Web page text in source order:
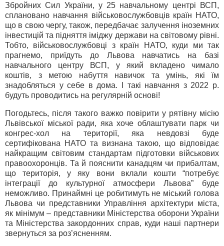
Збройних Сил України, у 25 навчальному центрі ВСП,
сплановано навчання військовослужбовців країн НАТО,
що в свою чергу, також, передбачає залучення іноземних
інвестицій та підняття іміджу держави на світовому рівні.
Тобто, військовослужбовці з країн НАТО, куди ми так
прагнемо, приїдуть до Львова навчатись на базі
навчального центру ВСП, у який вкладено чимало
коштів, з метою набуття навичок та умінь, які їм
знадобляться у себе в дома. І такі навчання з 2022 р.
будуть проводитись на регулярній основі!
Погодьтесь, після такого важко повірити у рятівну місію
Львівської міської ради, яка хоче облаштувати парк чи
конгрес-хол на території, яка невдовзі буде
сертифікована НАТО та визнана такою, що відповідає
найкращим світовим стандартам підготовки військових
правоохоронців. Та й пояснити канадцям чи прибалтам,
що територія, у яку вони вклали кошти “потребує
інтеграції до культурної атмосфери Львова” буде
неможливо. Принаймні це робитимуть не міський голова
Львова чи представники Управління архітектури міста,
як мінімум – представники Міністерства оборони України
та Міністерства закордонних справ, куди наші партнери
звернуться за роз’ясненням.